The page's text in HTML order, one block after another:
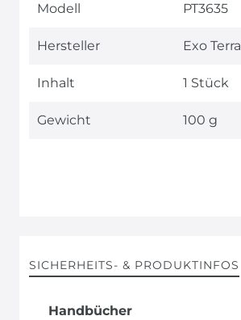
Modell
PT3635
Hersteller Exo Terra
Inhalt 1 Stück
Gewicht 100 g
SICHERHEITS- & PRODUKTINFOS
Handbücher